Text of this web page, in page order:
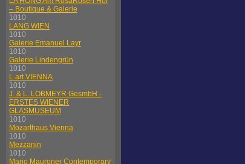
– Boutique & Galerie
1010
LANG WIEN
1010
Galerie Emanuel Layr
1010
Galerie Lindengrün
1010
L.art VIENNA
1010
J. & L. LOBMEYR GesmbH -
ERSTES WIENER
GLASMUSEUM
1010
Mozarthaus Vienna
1010
Mezzanin
1010
Mario Mauroner Contemporary